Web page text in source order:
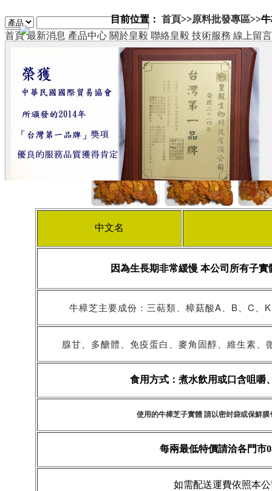
首頁 最新消息 產品中心 關於皇毅 聯絡皇毅 技術服務 線上留言
目前位置： 首頁>>原料批發專區>>
中文名
因為生長期非常緩慢 本公司所有子
牛樟芝主要成份：三萜類、樟菇酸A、B、C、K
腺甘、多醣體、免疫蛋白、麥角固醇、維生素、
食用方式：煮水飲用或口含咀嚼
使用的牛樟芝子實體 請以密封袋或保鮮
每兩最低特價請洽各門市
如需配送運費依照本